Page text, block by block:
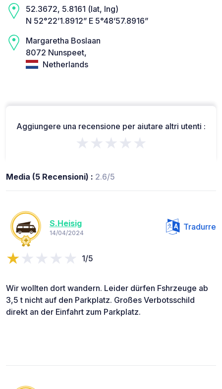
52.3672, 5.8161 (lat, lng)
N 52°22’1.8912” E 5°48’57.8916”
Margaretha Boslaan
8072 Nunspeet,
Netherlands
Aggiungere una recensione per aiutare altri utenti :
★★★★★
Media (5 Recensioni) : 2.6/5
S.Heisig
14/04/2024
Tradurre
1/5
Wir wollten dort wandern. Leider dürfen Fshrzeuge ab
3,5 t nicht auf den Parkplatz. Großes Verbotsschild
direkt an der Einfahrt zum Parkplatz.